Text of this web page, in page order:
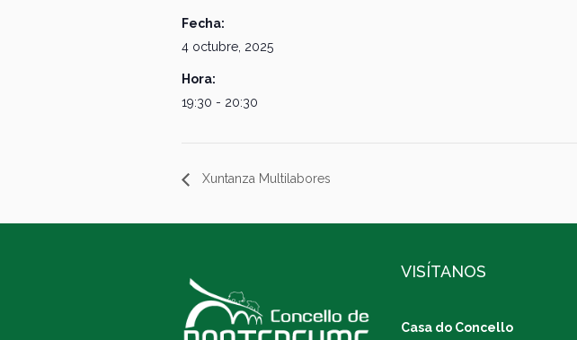
Fecha:
4 octubre, 2025
Hora:
19:30 - 20:30
Xuntanza Multilabores
VISÍTANOS
Casa do Concello